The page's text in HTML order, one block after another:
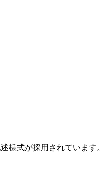
様式が採用されています。